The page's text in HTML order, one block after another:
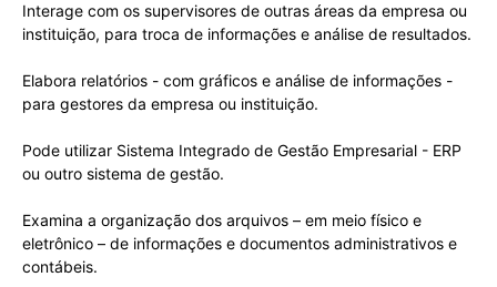
Interage com os supervisores de outras áreas da empresa ou
instituição, para troca de informações e análise de resultados.
Elabora relatórios - com gráficos e análise de informações -
para gestores da empresa ou instituição.
Pode utilizar Sistema Integrado de Gestão Empresarial - ERP
ou outro sistema de gestão.
Examina a organização dos arquivos – em meio físico e
eletrônico – de informações e documentos administrativos e
contábeis.